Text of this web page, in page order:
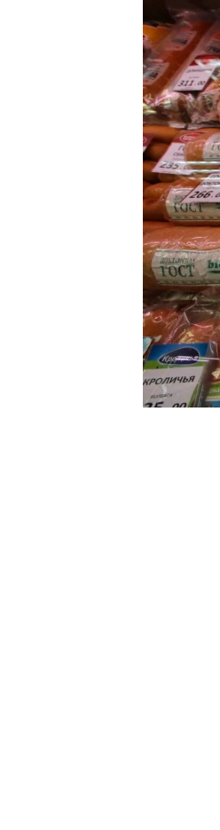
КРЫМ.НЕПОКОРЕННЫЙ
УКРАИНСКАЯ ПРОБЛЕМА КРЫМА